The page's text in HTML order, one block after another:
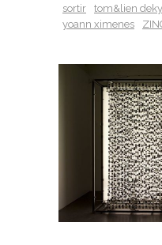
sortir
tom&lien
yoann ximenes